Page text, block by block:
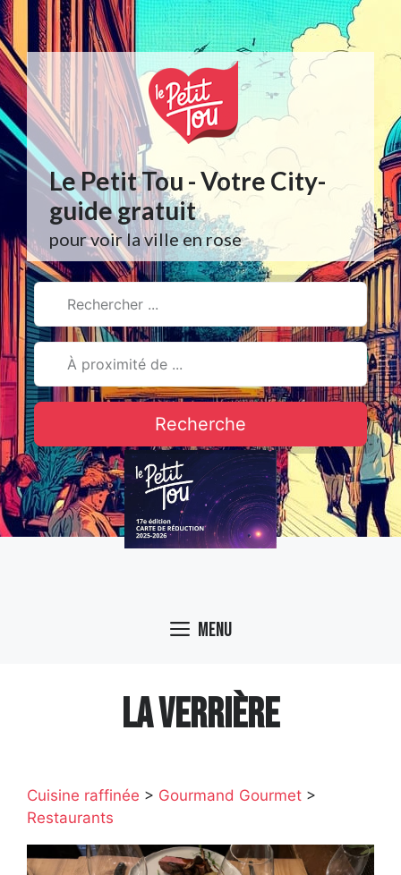
Aller
au
contenu
Le Petit Tou - Votre City-
guide gratuit
pour voir la ville en rose
Recherche
Menu
LA VERRIÈRE
Cuisine raffinée > Gourmand Gourmet >
Restaurants